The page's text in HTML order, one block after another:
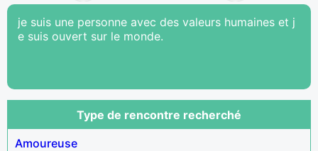
je suis une personne avec des valeurs humaines et j
e suis ouvert sur le monde.
Type de rencontre recherché
Amoureuse